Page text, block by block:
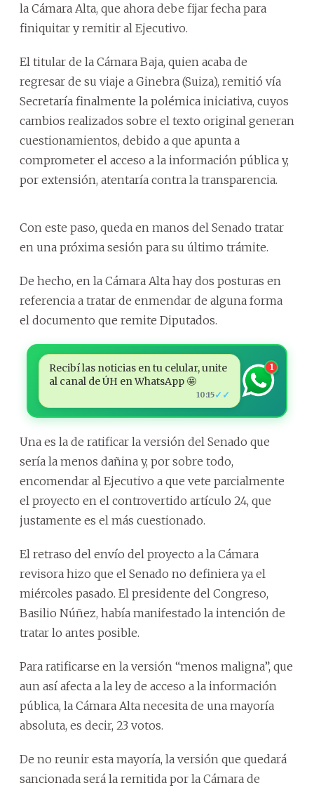
la Cámara Alta, que ahora debe fijar fecha para
finiquitar y remitir al Ejecutivo.
El titular de la Cámara Baja, quien acaba de
regresar de su viaje a Ginebra (Suiza), remitió vía
Secretaría finalmente la polémica iniciativa, cuyos
cambios realizados sobre el texto original generan
cuestionamientos, debido a que apunta a
comprometer el acceso a la información pública y,
por extensión, atentaría contra la transparencia.
Con este paso, queda en manos del Senado tratar
en una próxima sesión para su último trámite.
De hecho, en la Cámara Alta hay dos posturas en
referencia a tratar de enmendar de alguna forma
el documento que remite Diputados.
Recibí las noticias en tu celular, unite
al canal de ÚH en WhatsApp 🤩
10:15✓✓
1
Una es la de ratificar la versión del Senado que
sería la menos dañina y, por sobre todo,
encomendar al Ejecutivo a que vete parcialmente
el proyecto en el controvertido artículo 24, que
justamente es el más cuestionado.
El retraso del envío del proyecto a la Cámara
revisora hizo que el Senado no definiera ya el
miércoles pasado. El presidente del Congreso,
Basilio Núñez, había manifestado la intención de
tratar lo antes posible.
Para ratificarse en la versión “menos maligna”, que
aun así afecta a la ley de acceso a la información
pública, la Cámara Alta necesita de una mayoría
absoluta, es decir, 23 votos.
De no reunir esta mayoría, la versión que quedará
sancionada será la remitida por la Cámara de